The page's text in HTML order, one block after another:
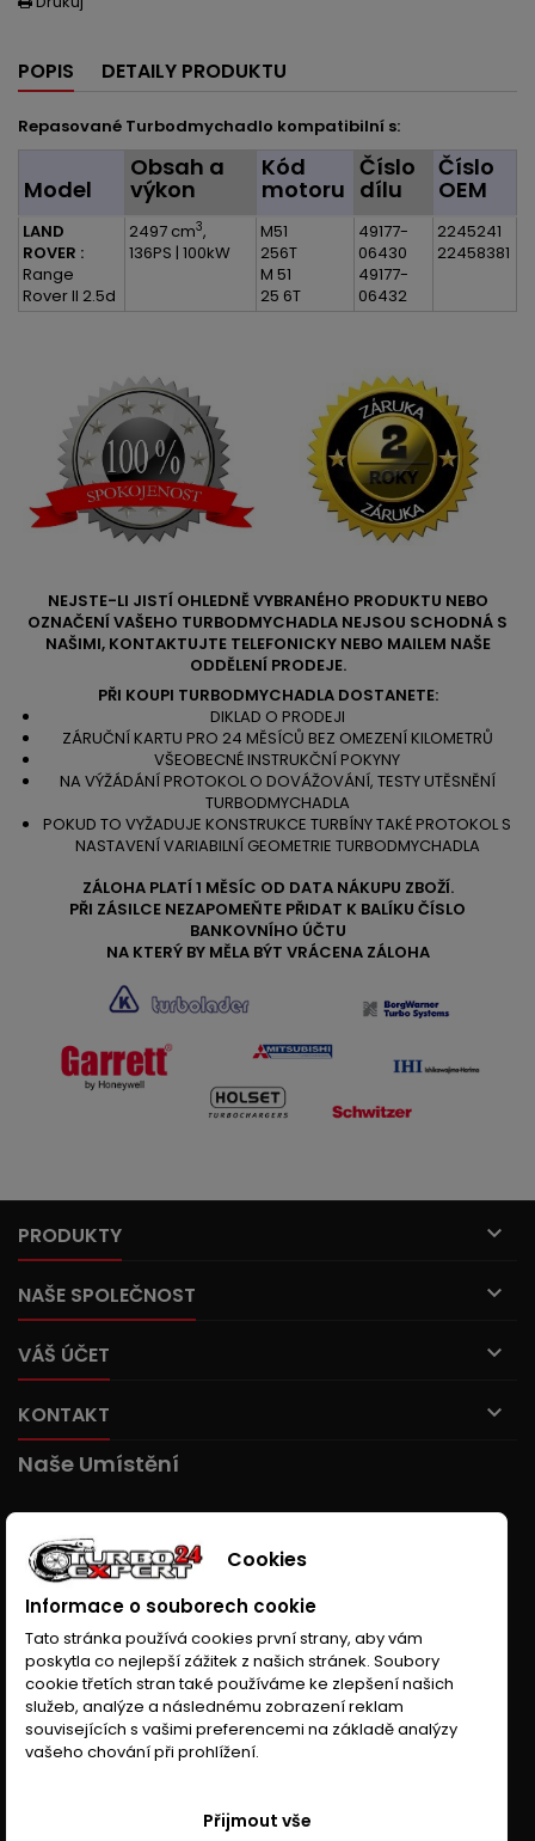
POPIS DETAILY PRODUKTU
Repasované Turbodmychadlo kompatibilní s:
Model
Obsah a
výkon
Kód
motoru
Číslo
dílu
Číslo
OEM
LAND
ROVER :
Range
Rover II 2.5d
2497 cm3,
136PS | 100kW
M51
256T
M 51
25 6T
49177-
06430
49177-
06432
2245241
22458381
NEJSTE-LI JISTÍ OHLEDNĚ VYBRANÉHO PRODUKTU NEBO
OZNAČENÍ VAŠEHO TURBODMYCHADLA NEJSOU SCHODNÁ S
NAŠIMI, KONTAKTUJTE TELEFONICKY NEBO MAILEM NAŠE
ODDĚLENÍ PRODEJE.
PŘI KOUPI TURBODMYCHADLA DOSTANETE:
DIKLAD O PRODEJI
ZÁRUČNÍ KARTU PRO 24 MĚSÍCŮ BEZ OMEZENÍ KILOMETRŮ
VŠEOBECNÉ INSTRUKČNÍ POKYNY
NA VÝŽÁDÁNÍ PROTOKOL O DOVÁŽOVÁNÍ, TESTY UTĚSNĚNÍ
TURBODMYCHADLA
POKUD TO VYŽADUJE KONSTRUKCE TURBÍNY TAKÉ PROTOKOL S
NASTAVENÍ VARIABILNÍ GEOMETRIE TURBODMYCHADLA
ZÁLOHA PLATÍ 1 MĚSÍC OD DATA NÁKUPU ZBOŽÍ.
PŘI ZÁSILCE NEZAPOMEŇTE PŘIDAT K BALÍKU ČÍSLO
BANKOVNÍHO ÚČTU
NA KTERÝ BY MĚLA BÝT VRÁCENA ZÁLOHA
PRODUKTY 
NAŠE SPOLEČNOST 
VÁŠ ÚČET 
KONTAKT 
Naše Umístění
Cookies
Informace o souborech cookie
Tato stránka používá cookies první strany, aby vám
poskytla co nejlepší zážitek z našich stránek. Soubory
cookie třetích stran také používáme ke zlepšení našich
služeb, analýze a následnému zobrazení reklam
souvisejících s vašimi preferencemi na základě analýzy
vašeho chování při prohlížení.
Přijmout vše